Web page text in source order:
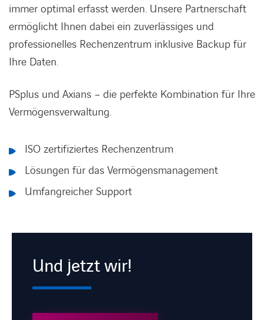
LINKEDIN
immer optimal erfasst werden. Unsere Partnerschaft
ermöglicht Ihnen dabei ein zuverlässiges und
professionelles Rechenzentrum inklusive Backup für
Ihre Daten.
PSplus und Axians – die perfekte Kombination für Ihre
Vermögensverwaltung.
ISO zertifiziertes Rechenzentrum
Lösungen für das Vermögensmanagement
Umfangreicher Support
Und jetzt wir!